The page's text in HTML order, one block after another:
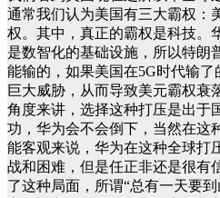
通常我们认为美国有三大霸权：
权。其中，真正的霸权是科技。
是数智化的基础设施，所以特朗
能输的，如果美国在5G时代输
巨大威胁，从而导致美元霸权衰
角度来讲，选择这种打压是出于
功，华为会不会倒下，当然在这
能客观来说，华为在这种全球打
战和困难，但是任正非还是很有
了这种局面，所谓“总有一天要